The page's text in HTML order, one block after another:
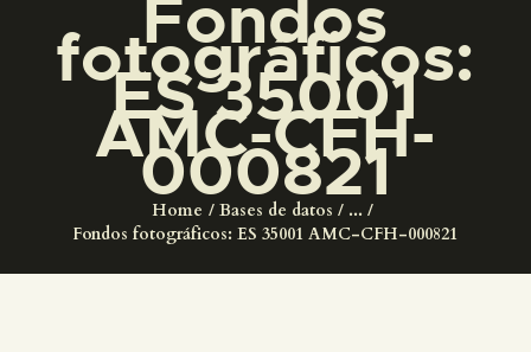
Fondos
fotográficos:
ES 35001
AMC-CFH-
000821
Home Bases de datos
...
Fondos fotográficos: ES 35001 AMC-CFH-000821
PREPARAR LA VISITA
ACTIVIDADES
█
EL MUSEO